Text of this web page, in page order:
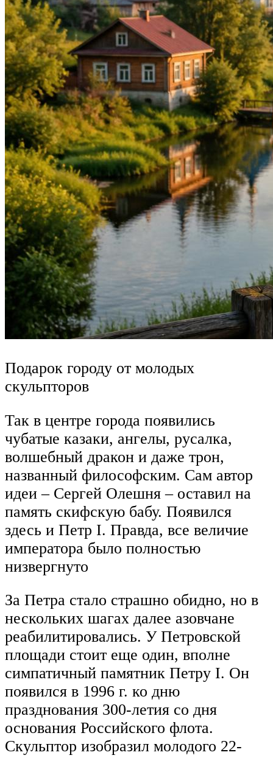
Подарок городу от молодых
скульпторов
Так в центре города появились
чубатые казаки, ангелы, русалка,
волшебный дракон и даже трон,
названный философским. Сам автор
идеи – Сергей Олешня – оставил на
память скифскую бабу. Появился
здесь и Петр I. Правда, все величие
императора было полностью
низвергнуто
За Петра стало страшно обидно, но в
нескольких шагах далее азовчане
реабилитировались. У Петровской
площади стоит еще один, вполне
симпатичный памятник Петру I. Он
появился в 1996 г. ко дню
празднования 300-летия со дня
основания Российского флота.
Скульптор изобразил молодого 22-